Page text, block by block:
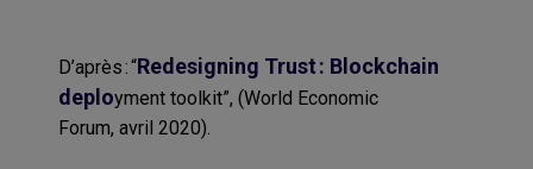
D’après:“Redesigning Trust : Blockchain
depl oyment toolkit”, (World Economic
Forum, avril 2020).